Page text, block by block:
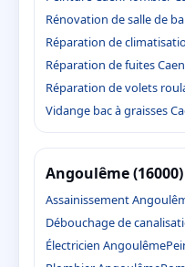
Rénovation de salle de
Réparation de
Réparation de fuites Caen
Réparation de volets
Vidange bac à graisses
Angoulême (16000)
Assainissement
Débouchage de
Électricien Angoulême